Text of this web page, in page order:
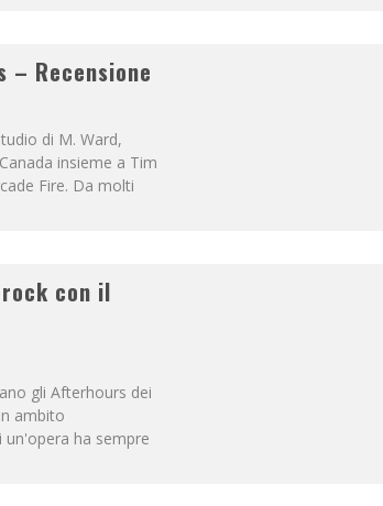
– Recensione
di M. Ward,
insieme a Tim
Fire. Da molti
rock con il
gli Afterhours dei
ambito
ha sempre